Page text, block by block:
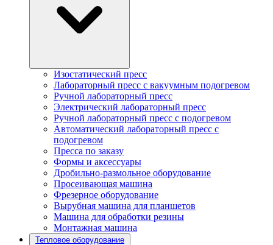
Изостатический пресс
Лабораторный пресс с вакуумным подогревом
Ручной лабораторный пресс
Электрический лабораторный пресс
Ручной лабораторный пресс с подогревом
Автоматический лабораторный пресс с
подогревом
Пресса по заказу
Формы и аксессуары
Дробильно-размольное оборудование
Просеивающая машина
Фрезерное оборудование
Вырубная машина для планшетов
Машина для обработки резины
Монтажная машина
Тепловое оборудование